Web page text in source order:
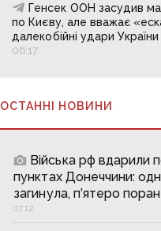
Генсек ООН засудив
по Києву, але вважає
далекобійні удари України
06:17
ОСТАННІ НОВИНИ
Війська рф вдарили
пунктах Донеччини:
загинула, п’ятеро
07:12